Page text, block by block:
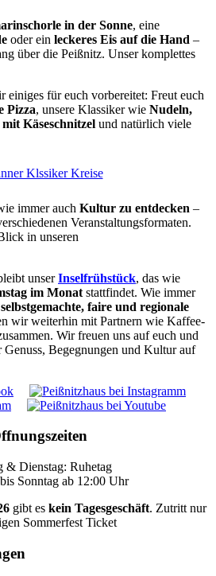
in der Sonne, eine
oder ein leckeres Eis auf die Hand –
über die Peißnitz. Unser komplettes
einiges für euch vorbereitet: Freut euch
Pizza, unsere Klassiker wie Nudeln,
Käseschnitzel und natürlich viele
immer auch Kultur zu entdecken –
Veranstaltungsformaten.
in unseren
unserInselfrühstück, das wie
im Monat stattfindet. Wie immer
selbstgemachte, faire und regionale
wir weiterhin mit Partnern wie Kaffee-
Wir freuen uns auf euch und
Genuss, Begegnungen und Kultur auf
& Dienstag: Ruhetag
Sonntag ab 12:00 Uhr
gibt eskein Tagesgeschäft. Zutritt nur
Sommerfest Ticket